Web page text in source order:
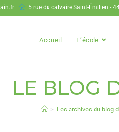
5 rue du calvaire Saint-Émilien -
Accueil L’école
LE BLOG
> Les archives du blog